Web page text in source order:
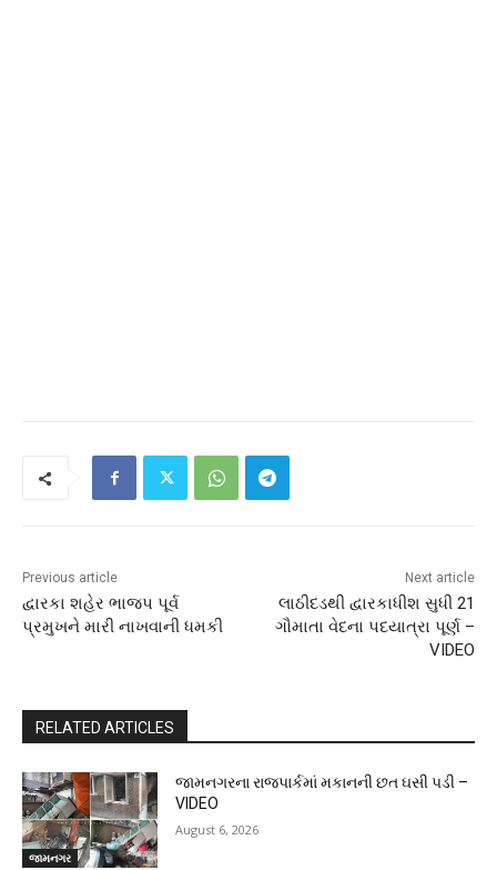
Previous article
દ્વારકા શહેર ભાજપ પૂર્વ
પ્રમુખને મારી નાખવાની ધમકી
Next article
લાઠીદડથી દ્વારકાધીશ સુધી 21
ગૌમાતા વેદના પદયાત્રા પૂર્ણ –
VIDEO
RELATED ARTICLES
જામનગર
જામનગરના રાજપાર્કમાં મકાનની છત ઘસી પડી –
VIDEO
August 6, 2026